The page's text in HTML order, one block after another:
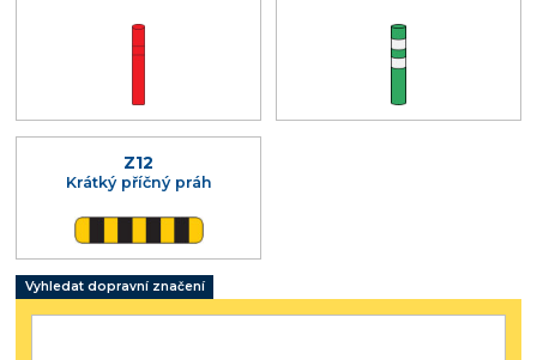
Z12
Krátký příčný práh
Vyhledat dopravní značení